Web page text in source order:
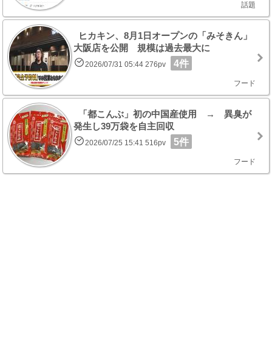
話題
ヒカキン、8月1日オープンの「みそきん」
大阪店を公開 規模は過去最大に
2026/07/31 05:44 276pv 4件
フード
「都こんぶ」初の中国産使用 → 異臭が
発生し39万袋を自主回収
2026/07/25 15:41 516pv 5件
フード